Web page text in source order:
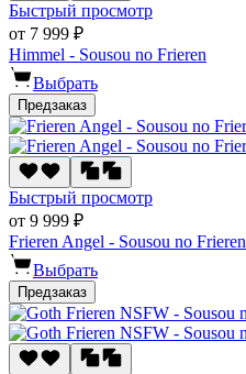
Быстрый просмотр
от 7 999 ₽
Himmel - Sousou no Frieren
Выбрать
Предзаказ
Быстрый просмотр
от 9 999 ₽
Frieren Angel - Sousou no Frieren
Выбрать
Предзаказ